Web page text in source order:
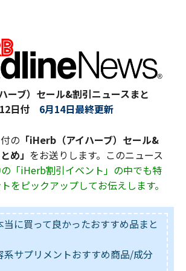
ーブ）セール&割引ニュースまと
日付 6月14日最終更新
の 「iHerb（アイハーブ）セール&
め」 をお送りします。このニュース
「iHerb割引イベント」の中でも特
をピックアップしてお伝えします。
に買って良かったおすすめ品まと
サプリメントおすすめ商品/成分